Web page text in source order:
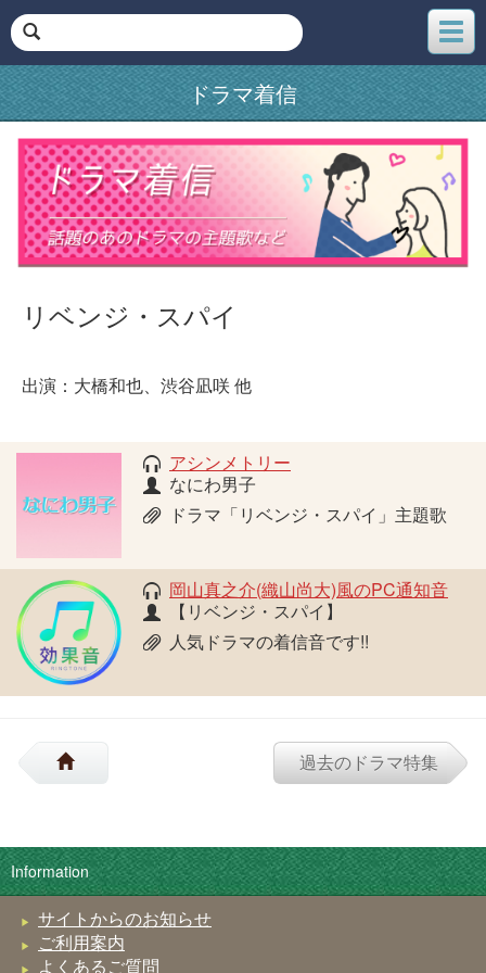
メ
ニ
ュ
ー
ドラマ着信
リベンジ・スパイ
出演：大橋和也、渋谷凪咲 他
アシンメトリー
なにわ男子
ドラマ「リベンジ・スパイ」主題歌
岡山真之介(織山尚大)風のPC通知音
【リベンジ・スパイ】
人気ドラマの着信音です!!
過去のドラマ特集
Information
サイトからのお知らせ
ご利用案内
よくあるご質問